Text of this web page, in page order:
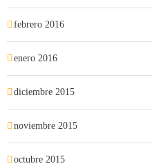
febrero 2016
enero 2016
diciembre 2015
noviembre 2015
octubre 2015